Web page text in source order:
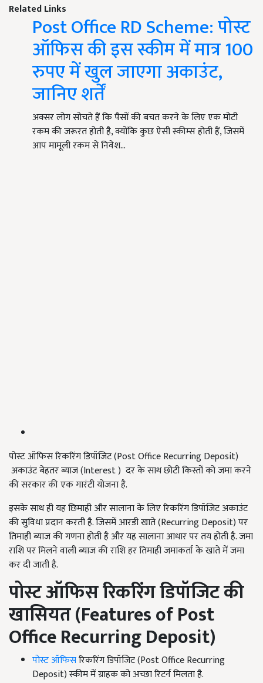
Related Links
Post Office RD Scheme: पोस्ट
ऑफिस की इस स्कीम में मात्र 100
रुपए में खुल जाएगा अकाउंट,
जानिए शर्तें
अक्सर लोग सोचते हैं कि पैसों की बचत करने के लिए एक मोटी
रकम की जरूरत होती है, क्योंकि कुछ ऐसी स्कीम्स होती हैं, जिसमें
आप मामूली रकम से निवेश…
पोस्ट ऑफिस रिकरिंग डिपॉजिट (Post Office Recurring Deposit)
अकाउंट बेहतर ब्याज (Interest ) दर के साथ छोटी किस्तों को जमा करने
की सरकार की एक गारंटी योजना है.
इसके साथ ही यह छिमाही और सालाना के लिए रिकरिंग डिपॉजिट अकाउंट
की सुविधा प्रदान करती है. जिसमें आरडी खाते (Recurring Deposit) पर
तिमाही ब्याज की गणना होती है और यह सालाना आधार पर तय होती है. जमा
राशि पर मिलने वाली ब्याज की राशि हर तिमाही जमाकर्ता के खाते में जमा
कर दी जाती है.
पोस्ट ऑफिस रिकरिंग डिपॉजिट की
खासियत (Features of Post
Office Recurring Deposit)
पोस्ट ऑफिसरिकरिंग डिपॉजिट (Post Office Recurring
Deposit) स्कीम में ग्राहक को अच्छा रिटर्न मिलता है.